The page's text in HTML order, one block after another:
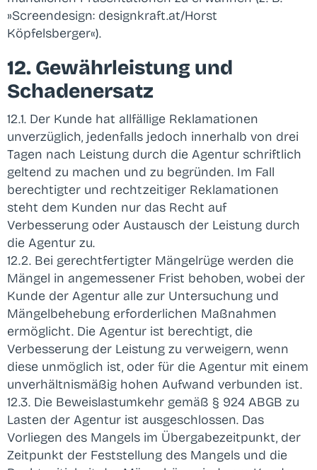
»Screendesign: designkraft.at/Horst
Köpfelsberger«).
12. Gewährleistung und
Schadenersatz
12.1. Der Kunde hat allfällige Reklamationen
unverzüglich, jedenfalls jedoch innerhalb von drei
Tagen nach Leistung durch die Agentur schriftlich
geltend zu machen und zu begründen. Im Fall
berechtigter und rechtzeitiger Reklamationen
steht dem Kunden nur das Recht auf
Verbesserung oder Austausch der Leistung durch
die Agentur zu.
12.2. Bei gerechtfertigter Mängelrüge werden die
Mängel in angemessener Frist behoben, wobei der
Kunde der Agentur alle zur Untersuchung und
Mängelbehebung erforderlichen Maßnahmen
ermöglicht. Die Agentur ist berechtigt, die
Verbesserung der Leistung zu verweigern, wenn
diese unmöglich ist, oder für die Agentur mit einem
unverhältnismäßig hohen Aufwand verbunden ist.
12.3. Die Beweislastumkehr gemäß § 924 ABGB zu
Lasten der Agentur ist ausgeschlossen. Das
Vorliegen des Mangels im Übergabezeitpunkt, der
Zeitpunkt der Feststellung des Mangels und die